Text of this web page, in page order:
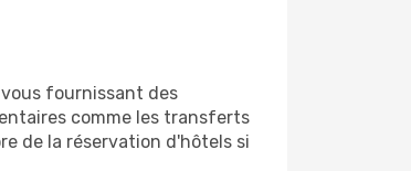
fournissant des
comme les transferts
de la réservation d'hôtels si